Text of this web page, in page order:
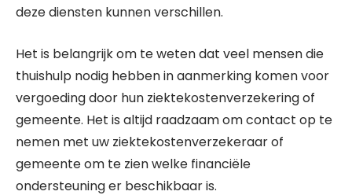
deze diensten kunnen verschillen.
Het is belangrijk om te weten dat veel mensen die
thuishulp nodig hebben in aanmerking komen voor
vergoeding door hun ziektekostenverzekering of
gemeente. Het is altijd raadzaam om contact op te
nemen met uw ziektekostenverzekeraar of
gemeente om te zien welke financiële
ondersteuning er beschikbaar is.